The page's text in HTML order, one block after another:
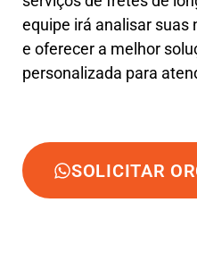
equipe irá analisar suas
e oferecer a melhor
personalizada para
SOLICITAR